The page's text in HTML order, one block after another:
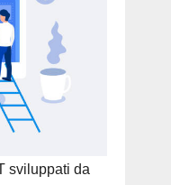
sviluppati da